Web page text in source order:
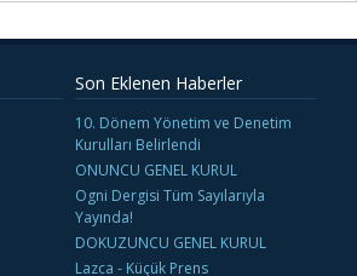
Son Eklenen Haberler
10. Dönem Yönetim ve Denetim
Kurulları Belirlendi
ONUNCU GENEL KURUL
Ogni Dergisi Tüm Sayılarıyla
Yayında!
DOKUZUNCU GENEL KURUL
Lazca - Küçük Prens